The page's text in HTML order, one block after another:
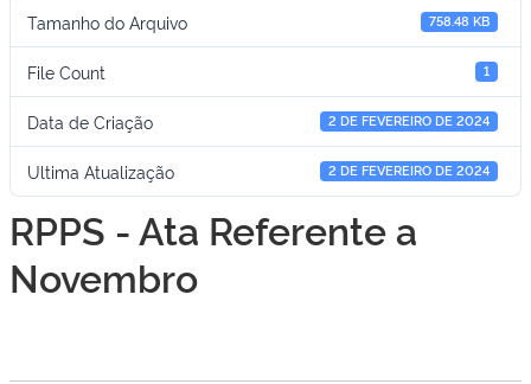
Tamanho do Arquivo 758.48 KB
File Count 1
Data de Criação 2 DE FEVEREIRO DE 2024
Ultima Atualização 2 DE FEVEREIRO DE 2024
RPPS - Ata Referente a
Novembro